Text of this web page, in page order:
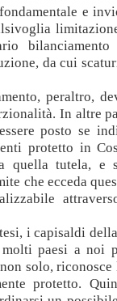
e
da cui
peraltro,
In altre
posto se
protetto in
quella tutela, e
che ecceda
i capisaldi
paesi a noi
solo,
protetto.